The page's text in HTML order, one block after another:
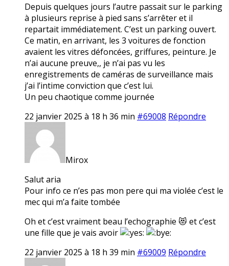
Depuis quelques jours l’autre passait sur le parking
à plusieurs reprise à pied sans s’arrêter et il
repartait immédiatement. C’est un parking ouvert.
Ce matin, en arrivant, les 3 voitures de fonction
avaient les vitres défoncées, griffures, peinture. Je
n’ai aucune preuve,, je n’ai pas vu les
enregistrements de caméras de surveillance mais
j’ai l’intime conviction que c’est lui.
Un peu chaotique comme journée
22 janvier 2025 à 18 h 36 min #69008 Répondre
Mirox
Salut aria
Pour info ce n’es pas mon pere qui ma violée c’est le
mec qui m’a faite tombée
Oh et c’est vraiment beau l’echographie 😻 et c’est
une fille que je vais avoir
22 janvier 2025 à 18 h 39 min #69009 Répondre